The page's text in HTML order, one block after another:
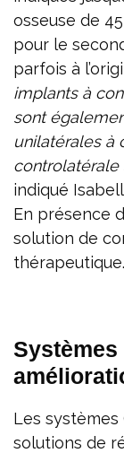
osseuse de
pour le
parfois à
implants à
sont
unilatérales à
controlatérale
indiqué
En présence
solution de
thérapeutique.
Systèmes
Les systèmes
solutions de